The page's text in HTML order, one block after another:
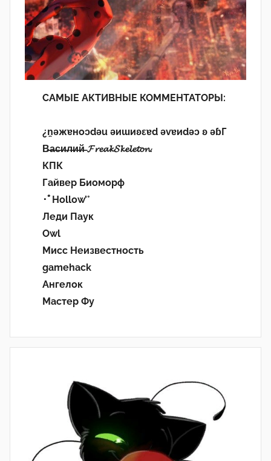
САМЫЕ АКТИВНЫЕ КОММЕНТАТОРЫ:
¿n̯ǝжɐноɔdǝu ǝиɯиʚεɐd ǝvɐиdǝɔ ʚ ǝɓГ
В̶а̶с̶и̶л̶и̶й̶ 𝓕𝓻𝓮𝓪𝓴𝓢𝓴𝓮𝓵𝓮𝓽𝓸𝓷.
КПК
Гайвер Биоморф
･ﾟHollow’°
Леди Паук
Owl
Мисс Неизвестность
gamehack
Ангелок
Мастер Фу